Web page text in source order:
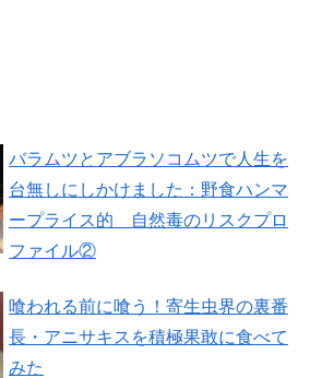
バラムツとアブラソコムツで人生を
台無しにしかけました：野食ハンマ
ープライス的 自然毒のリスクプロ
ファイル②
喰われる前に喰う！寄生虫界の裏番
長・アニサキスを積極果敢に食べて
みた